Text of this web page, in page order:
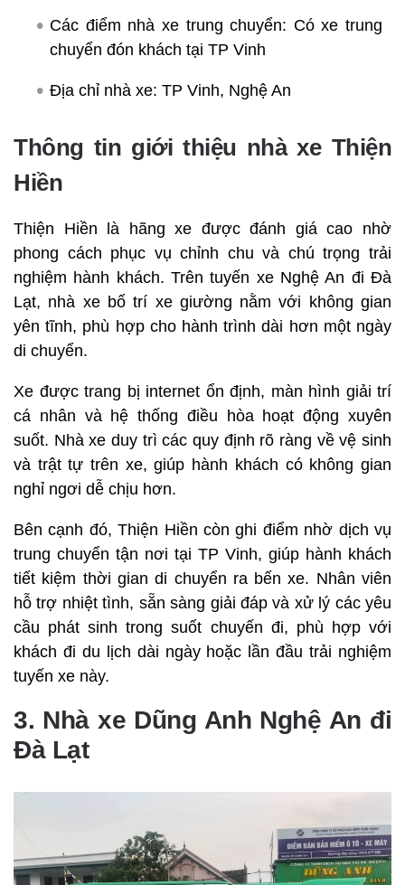
Các điểm nhà xe trung chuyển: Có xe trung
chuyển đón khách tại TP Vinh
Địa chỉ nhà xe: TP Vinh, Nghệ An
Thông tin giới thiệu nhà xe Thiện
Hiền
Thiện Hiền là hãng xe được đánh giá cao nhờ
phong cách phục vụ chỉnh chu và chú trọng trải
nghiệm hành khách. Trên tuyến xe Nghệ An đi Đà
Lạt, nhà xe bố trí xe giường nằm với không gian
yên tĩnh, phù hợp cho hành trình dài hơn một ngày
di chuyển.
Xe được trang bị internet ổn định, màn hình giải trí
cá nhân và hệ thống điều hòa hoạt động xuyên
suốt. Nhà xe duy trì các quy định rõ ràng về vệ sinh
và trật tự trên xe, giúp hành khách có không gian
nghỉ ngơi dễ chịu hơn.
Bên cạnh đó, Thiện Hiền còn ghi điểm nhờ dịch vụ
trung chuyển tận nơi tại TP Vinh, giúp hành khách
tiết kiệm thời gian di chuyển ra bến xe. Nhân viên
hỗ trợ nhiệt tình, sẵn sàng giải đáp và xử lý các yêu
cầu phát sinh trong suốt chuyến đi, phù hợp với
khách đi du lịch dài ngày hoặc lần đầu trải nghiệm
tuyến xe này.
3. Nhà xe Dũng Anh Nghệ An đi
Đà Lạt